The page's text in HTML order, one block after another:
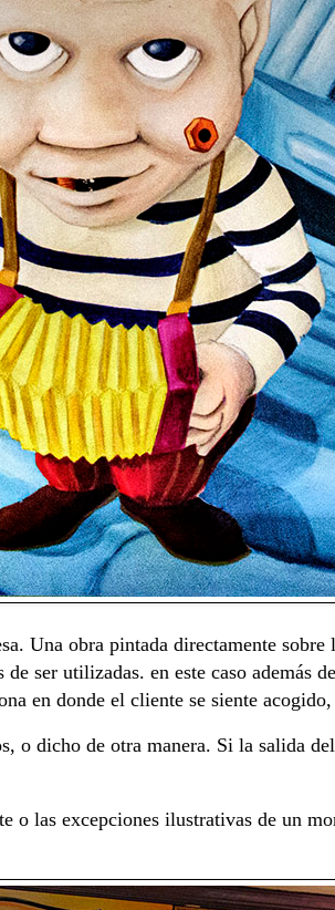
Una obra pintada directamente sobre
ser utilizadas. en este caso además
en donde el cliente se siente
o dicho de otra manera. Si la salida
o las excepciones ilustrativas de un